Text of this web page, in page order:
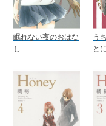
眠れない夜のおはな
し
う
と